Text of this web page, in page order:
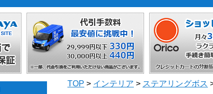
TOP > インテリア > ステアリングボス